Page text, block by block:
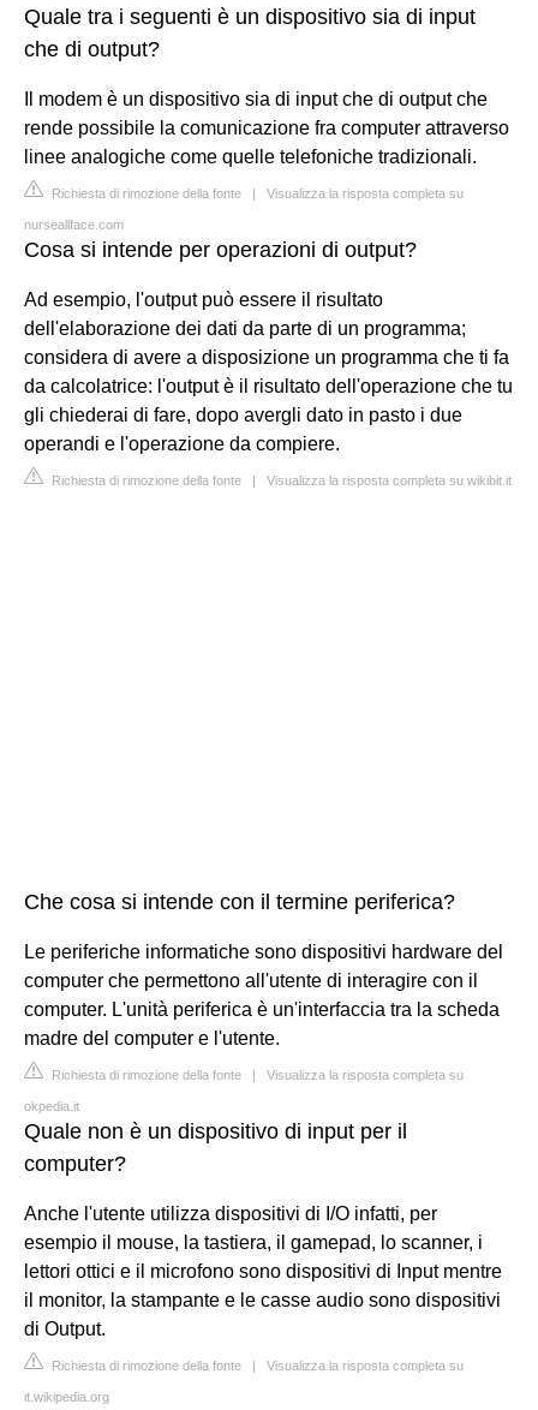
Quale tra i seguenti è un dispositivo sia di input
che di output?
Il modem è un dispositivo sia di input che di output che
rende possibile la comunicazione fra computer attraverso
linee analogiche come quelle telefoniche tradizionali.
Richiesta di rimozione della fonte | Visualizza la risposta completa su
nurseallface.com
Cosa si intende per operazioni di output?
Ad esempio, l'output può essere il risultato
dell'elaborazione dei dati da parte di un programma;
considera di avere a disposizione un programma che ti fa
da calcolatrice: l'output è il risultato dell'operazione che tu
gli chiederai di fare, dopo avergli dato in pasto i due
operandi e l'operazione da compiere.
Richiesta di rimozione della fonte | Visualizza la risposta completa su wikibit.it
Che cosa si intende con il termine periferica?
Le periferiche informatiche sono dispositivi hardware del
computer che permettono all'utente di interagire con il
computer. L'unità periferica è un'interfaccia tra la scheda
madre del computer e l'utente.
Richiesta di rimozione della fonte | Visualizza la risposta completa su
okpedia.it
Quale non è un dispositivo di input per il
computer?
Anche l'utente utilizza dispositivi di I/O infatti, per
esempio il mouse, la tastiera, il gamepad, lo scanner, i
lettori ottici e il microfono sono dispositivi di Input mentre
il monitor, la stampante e le casse audio sono dispositivi
di Output.
Richiesta di rimozione della fonte | Visualizza la risposta completa su
it.wikipedia.org